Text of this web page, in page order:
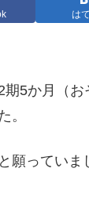
は
5か月（
。
願っていま